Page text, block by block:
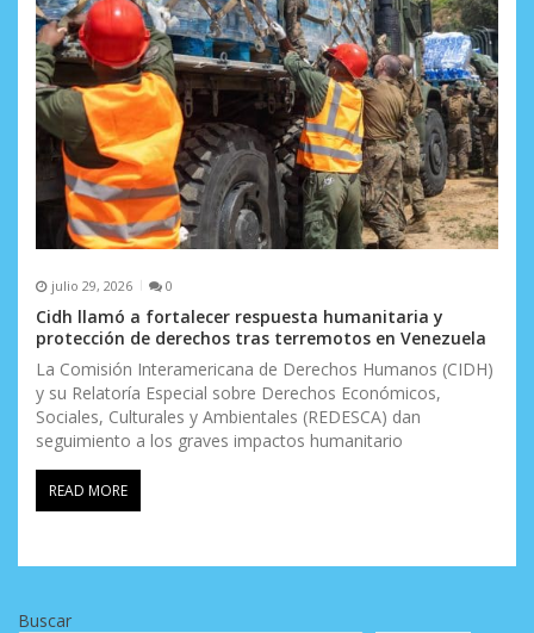
julio 29, 2026 0
Cidh llamó a fortalecer respuesta humanitaria y
protección de derechos tras terremotos en Venezuela
La Comisión Interamericana de Derechos Humanos (CIDH)
y su Relatoría Especial sobre Derechos Económicos,
Sociales, Culturales y Ambientales (REDESCA) dan
seguimiento a los graves impactos humanitario
READ MORE
Buscar